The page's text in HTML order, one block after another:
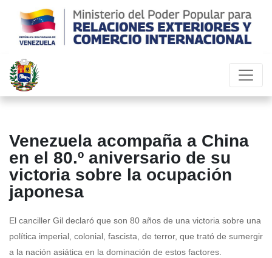
Venezuela acompaña a China
en el 80.º aniversario de su
victoria sobre la ocupación
japonesa
El canciller Gil declaró que son 80 años de una victoria sobre una
política imperial, colonial, fascista, de terror, que trató de sumergir
a la nación asiática en la dominación de estos factores.